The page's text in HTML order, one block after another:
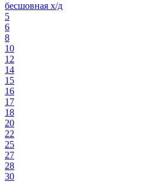
бесшовная х/д
5
6
8
10
12
14
15
16
17
18
20
22
25
27
28
30